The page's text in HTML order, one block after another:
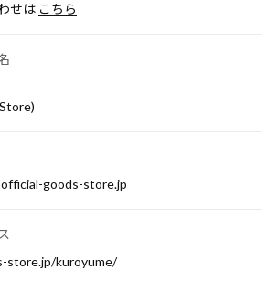
せは こちら
goods-store.jp
store.jp/kuroyume/